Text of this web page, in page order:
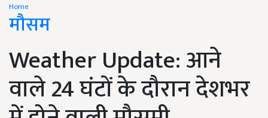
Home
मौसम
Weather Update: आने
वाले 24 घंटों के दौरान देशभर